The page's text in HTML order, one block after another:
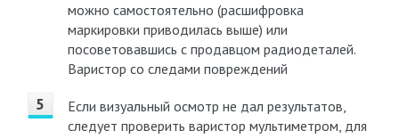
можно самостоятельно (расшифровка
маркировки приводилась выше) или
посоветовавшись с продавцом радиодеталей.
Варистор со следами повреждений
Если визуальный осмотр не дал результатов,
следует проверить варистор мультиметром, для